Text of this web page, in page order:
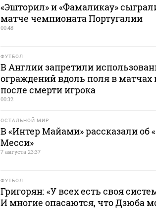
«Эшторил» и «Фамаликау»
матче чемпионата Португалии
00:48
ФУТБОЛ
В Англии запретили
ограждений вдоль поля в
после смерти игрока
00:32
ОСТАЛЬНОЙ МИР
В «Интер Майами» рассказали об
Месси»
7 августа 23:37
ФУТБОЛ
Григорян: «У всех есть своя
И многие опасаются, что Дзюба